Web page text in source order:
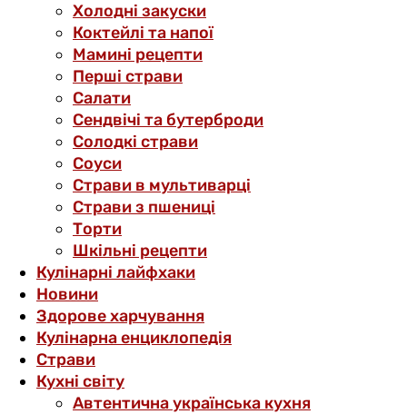
Холодні закуски
Коктейлі та напої
Мамині рецепти
Перші страви
Салати
Сендвічі та бутерброди
Солодкі страви
Соуси
Страви в мультиварці
Страви з пшениці
Торти
Шкільні рецепти
Кулінарні лайфхаки
Новини
Здорове харчування
Кулінарна енциклопедія
Страви
Кухні світу
Автентична українська кухня